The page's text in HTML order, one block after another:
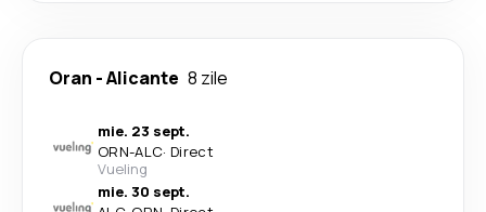
Oran -Alicante 8 zile
mie. 23 sept.
ORN-ALC· Direct
Vueling
mie. 30 sept.